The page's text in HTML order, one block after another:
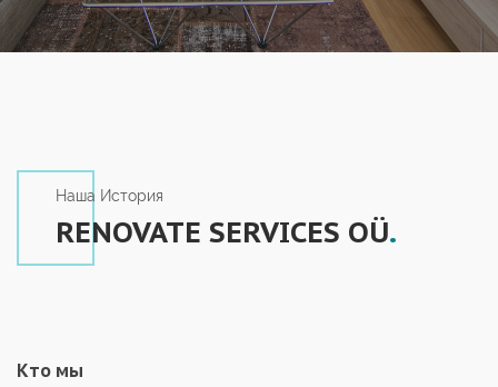
Наша История
RENOVATE SERVICES OÜ.
Кто мы